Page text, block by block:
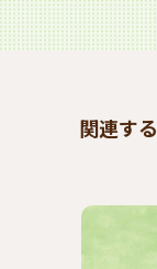
関連す